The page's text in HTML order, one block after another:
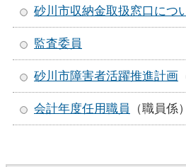
砂川市収納金取扱窓口につ
監査委員
砂川市障害者活躍推進計画
会計年度任用職員 （職員係）